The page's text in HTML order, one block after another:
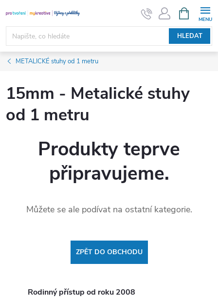
na
obsah
HLEDAT
NÁKUPNÍ
KOŠÍK
METALICKÉ stuhy od 1 metru
15mm - Metalické stuhy
od 1 metru
Produkty teprve
připravujeme.
Můžete se ale podívat na ostatní kategorie.
ZPĚT DO OBCHODU
Rodinný přístup od roku 2008